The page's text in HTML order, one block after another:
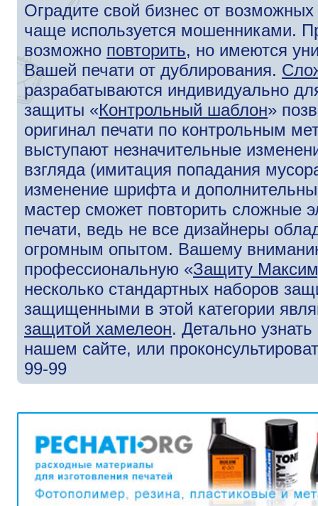
Оградите свой бизнес от
чаще используется мошенниками.
возможно повторить, но имеются
Вашей печати от дублирования.
разрабатываются индивидуально
защиты «Контрольный шаблон»
оригинал печати по контрольным
выступают незначительные
взгляда (имитация попадания
изменение шрифта и
мастер сможет повторить сложные
печати, ведь не все дизайнеры
огромным опытом. Вашему
профессиональную «Защиту
несколько стандартных наборов
защищенными в этой категории
защитой хамелеон. Детально
нашем сайте, или
99-99